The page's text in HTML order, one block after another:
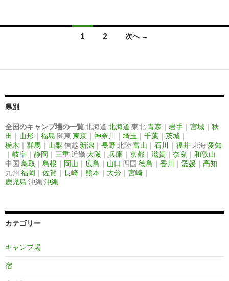
稿
ビ
ゲ
ー
シ
ョ
1 2 次へ →
県別
全国のキャンプ場の一覧北海道 北海道 東北青森 ｜ 岩手 ｜ 宮城 ｜ 秋
田 ｜ 山形 ｜ 福島 関東 東京 ｜ 神奈川 ｜ 埼玉 ｜ 千葉 ｜ 茨城 ｜
栃木 ｜ 群馬 ｜ 山梨 信越 新潟 ｜ 長野北陸 富山 ｜ 石川 ｜ 福井東海愛知
｜ 岐阜 ｜ 静岡 ｜ 三重近畿 大阪 ｜ 兵庫 ｜ 京都 ｜ 滋賀 ｜ 奈良 ｜ 和歌山
中国 鳥取 ｜ 島根 ｜ 岡山 ｜ 広島 ｜ 山口 四国 徳島 ｜ 香川 ｜ 愛媛 ｜ 高知
九州 福岡 ｜ 佐賀 ｜ 長崎 ｜ 熊本 ｜ 大分 ｜ 宮崎 ｜
鹿児島 沖縄 沖縄
カテゴリー
キャンプ場
宿